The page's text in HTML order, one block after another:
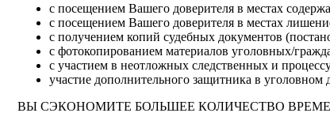
с посещением Вашего доверителя в местах
с посещением Вашего доверителя в местах
с получением копий судебных документов
с фотокопированием материалов уголовных/
с участием в неотложных следственных и
участие дополнительного защитника в уголовном
ВЫ СЭКОНОМИТЕ БОЛЬШЕЕ КОЛИЧЕСТВО